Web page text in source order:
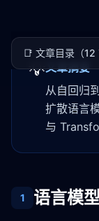
📑 文章目录（12
💡文章摘要
从自回归
扩散语言
与
1 语言模